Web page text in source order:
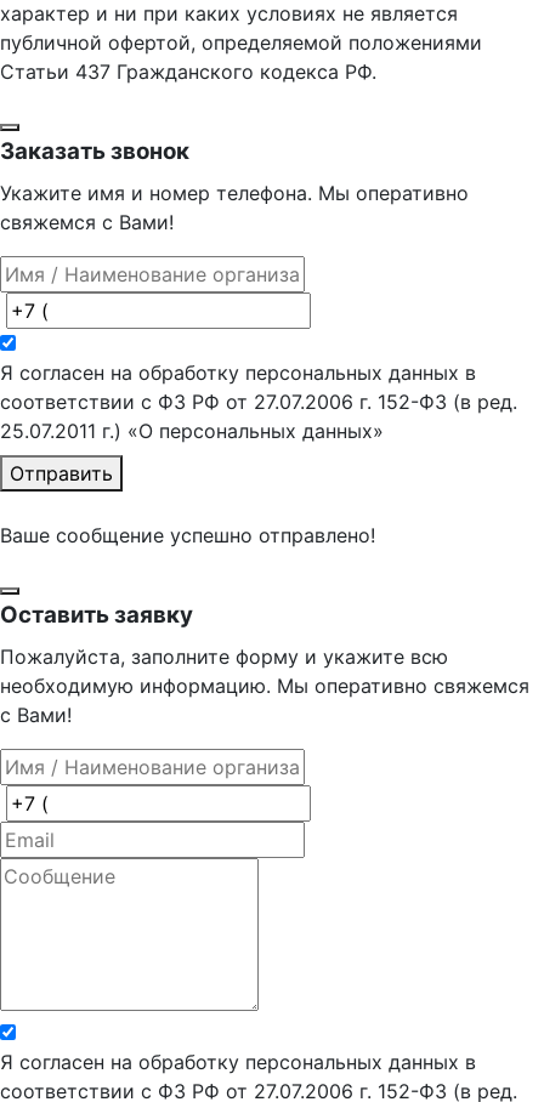
характер и ни при каких условиях не является
публичной офертой, определяемой положениями
Статьи 437 Гражданского кодекса РФ.
Заказать звонок
Укажите имя и номер телефона. Мы оперативно
свяжемся с Вами!
Я согласен на обработку персональных данных в
соответствии с ФЗ РФ от 27.07.2006 г. 152-ФЗ (в ред.
25.07.2011 г.) «О персональных данных»
Отправить
Ваше сообщение успешно отправлено!
Оставить заявку
Пожалуйста, заполните форму и укажите всю
необходимую информацию. Мы оперативно свяжемся
с Вами!
Я согласен на обработку персональных данных в
соответствии с ФЗ РФ от 27.07.2006 г. 152-ФЗ (в ред.